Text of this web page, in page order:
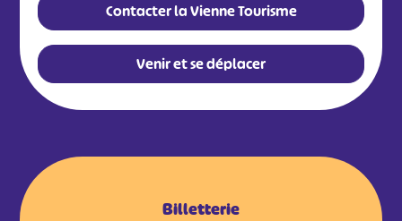
Contacter la Vienne Tourisme
Venir et se déplacer
Billetterie